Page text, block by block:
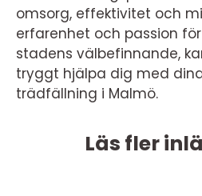
omsorg, effektivitet och
erfarenhet och passion
stadens välbefinnande,
tryggt hjälpa dig med
trädfällning i Malmö.
Läs fler